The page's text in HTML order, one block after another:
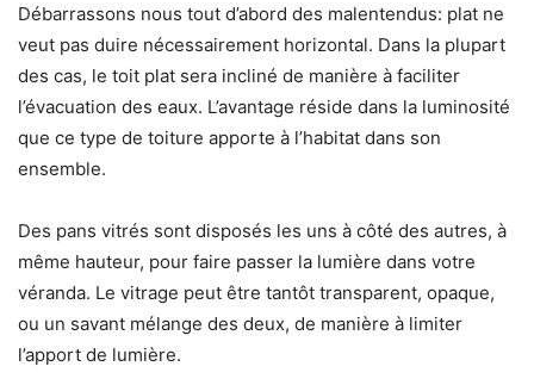
Débarrassons nous tout d’abord des malentendus: plat ne
veut pas duire nécessairement horizontal. Dans la plupart
des cas, le toit plat sera incliné de manière à faciliter
l’évacuation des eaux. L’avantage réside dans la luminosité
que ce type de toiture apporte à l’habitat dans son
ensemble.
Des pans vitrés sont disposés les uns à côté des autres, à
même hauteur, pour faire passer la lumière dans votre
véranda. Le vitrage peut être tantôt transparent, opaque,
ou un savant mélange des deux, de manière à limiter
l’apport de lumière.